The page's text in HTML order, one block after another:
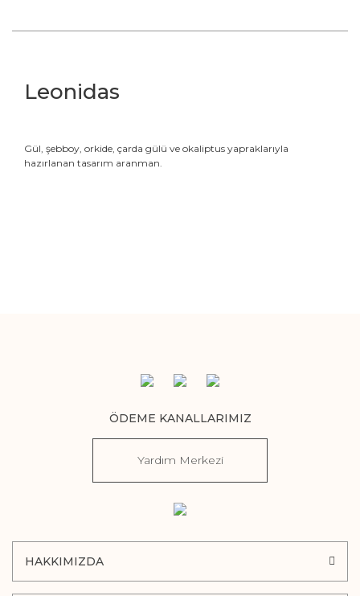
Leonidas
Gül, şebboy, orkide, çarda gülü ve okaliptus yapraklarıyla
hazırlanan tasarım aranman.
ÖDEME KANALLARIMIZ
Yardım Merkezi
HAKKIMIZDA